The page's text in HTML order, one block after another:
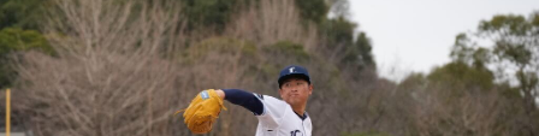
ブ / えびちる / エルスウェア紀行 / ENBASE / オートコード /
oh!! 真珠s / osage / Ochunism / Offo tokyo / おとなりにぎん
が計画 / katawara / KamiCat / Khamai Leon / カライドスコ
ープ / 川後陽菜 & YONAKA Band / CAT ATE HOTDOGS / 極
サラダチキン
5．座右の銘
努力